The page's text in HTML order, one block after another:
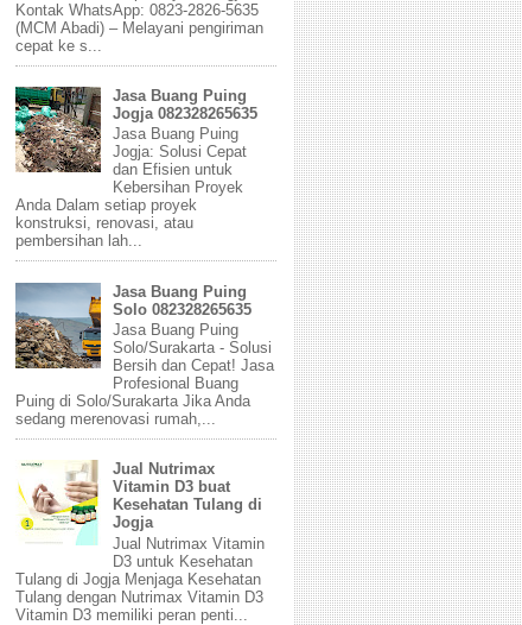
Kontak WhatsApp: 0823-2826-5635
(MCM Abadi) – Melayani pengiriman
cepat ke s...
Jasa Buang Puing
Jogja 082328265635
Jasa Buang Puing
Jogja: Solusi Cepat
dan Efisien untuk
Kebersihan Proyek
Anda Dalam setiap proyek
konstruksi, renovasi, atau
pembersihan lah...
Jasa Buang Puing
Solo 082328265635
Jasa Buang Puing
Solo/Surakarta - Solusi
Bersih dan Cepat! Jasa
Profesional Buang
Puing di Solo/Surakarta Jika Anda
sedang merenovasi rumah,...
Jual Nutrimax
Vitamin D3 buat
Kesehatan Tulang di
Jogja
Jual Nutrimax Vitamin
D3 untuk Kesehatan
Tulang di Jogja Menjaga Kesehatan
Tulang dengan Nutrimax Vitamin D3
Vitamin D3 memiliki peran penti...